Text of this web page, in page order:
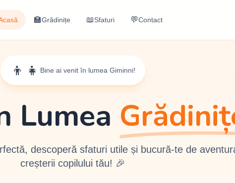
🏫Grădinițe 📖Sfaturi 💬Contact
👦👧 Bine ai venit în lumea Giminni!
Lumea
descoperă sfaturi utile și bucură-te de
creșterii copilului tău! 🎉